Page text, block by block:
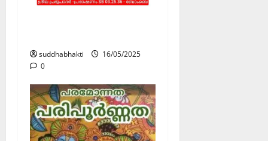
suddhabhakti
16/05/2025
0